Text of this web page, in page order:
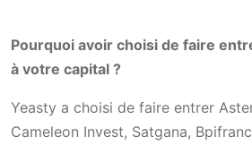
Pourquoi avoir choisi de faire
à votre capital ?
Yeasty a choisi de faire entrer
Cameleon Invest, Satgana,